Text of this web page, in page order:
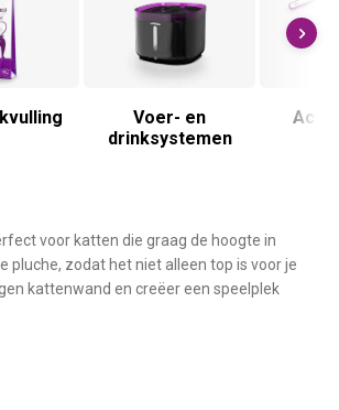
Voer- en
drinksystemen
voor katten die graag de hoogte in
pluche, zodat het niet alleen top is voor je
kattenwand en creëer een speelplek